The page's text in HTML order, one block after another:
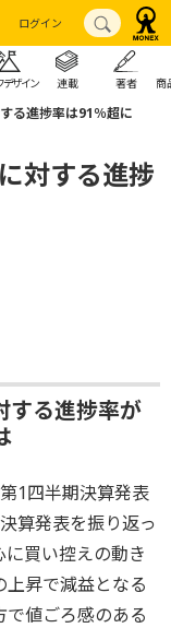
ログイン
デザイン 連載 著者 商
る進捗率は91％超に
対する進捗
する進捗率が
1四半期決算発表
算発表を振り返っ
買い控えの動き
昇で減益となる
値ごろ感のある